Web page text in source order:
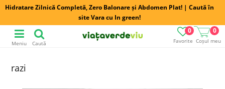
Hidratare Zilnică Completă, Zero Balonare și Abdomen Plat! | Caută în
site Vara cu In green!
Favorite
0
Coșul meu
0
Meniu Caută
razi